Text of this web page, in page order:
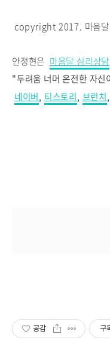
copyright 2017. 마음
안정현은 마음달 심리상담
"두려움 너머 온전한 자
네이버, 티스토리, 브런치,
공감 구